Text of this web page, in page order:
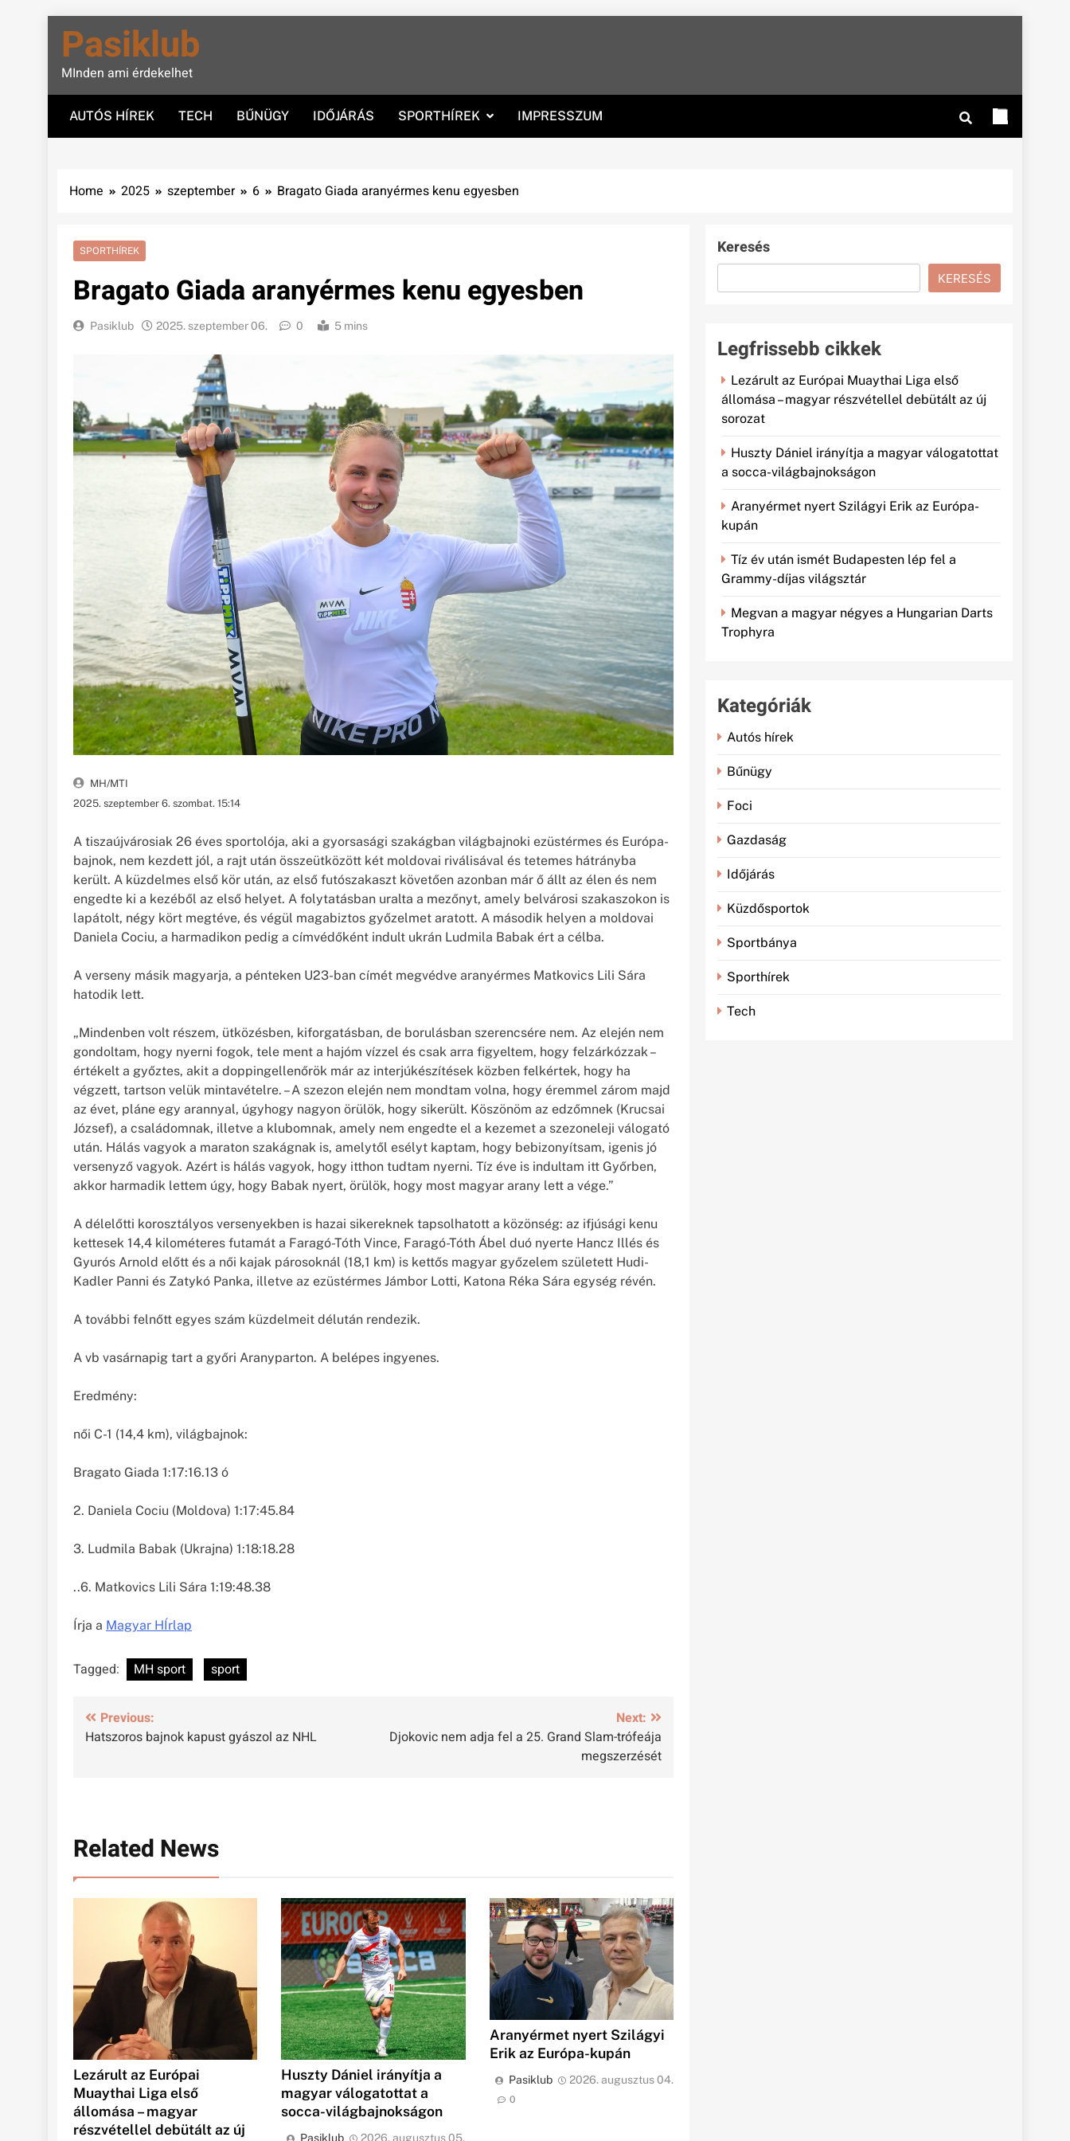
content
Pasiklub
MInden ami érdekelhet
AUTÓS HÍREK TECH BŰNÜGY IDŐJÁRÁS SPORTHÍREK IMPRESSZUM
Home 2025 szeptember 6 Bragato Giada aranyérmes kenu egyesben
SPORTHÍREK
Bragato Giada aranyérmes kenu egyesben
Pasiklub 2025. szeptember 06. 0 5 mins
MH/MTI
2025. szeptember 6. szombat. 15:14
A tiszaújvárosiak 26 éves sportolója, aki a gyorsasági szakágban világbajnoki ezüstérmes és Európa-
bajnok, nem kezdett jól, a rajt után összeütközött két moldovai riválisával és tetemes hátrányba
került. A küzdelmes első kör után, az első futószakaszt követően azonban már ő állt az élen és nem
engedte ki a kezéből az első helyet. A folytatásban uralta a mezőnyt, amely belvárosi szakaszokon is
lapátolt, négy kört megtéve, és végül magabiztos győzelmet aratott. A második helyen a moldovai
Daniela Cociu, a harmadikon pedig a címvédőként indult ukrán Ludmila Babak ért a célba.
A verseny másik magyarja, a pénteken U23-ban címét megvédve aranyérmes Matkovics Lili Sára
hatodik lett.
„Mindenben volt részem, ütközésben, kiforgatásban, de borulásban szerencsére nem. Az elején nem
gondoltam, hogy nyerni fogok, tele ment a hajóm vízzel és csak arra figyeltem, hogy felzárkózzak –
értékelt a győztes, akit a doppingellenőrök már az interjúkészítések közben felkértek, hogy ha
végzett, tartson velük mintavételre. – A szezon elején nem mondtam volna, hogy éremmel zárom majd
az évet, pláne egy arannyal, úgyhogy nagyon örülök, hogy sikerült. Köszönöm az edzőmnek (Krucsai
József), a családomnak, illetve a klubomnak, amely nem engedte el a kezemet a szezoneleji válogató
után. Hálás vagyok a maraton szakágnak is, amelytől esélyt kaptam, hogy bebizonyítsam, igenis jó
versenyző vagyok. Azért is hálás vagyok, hogy itthon tudtam nyerni. Tíz éve is indultam itt Győrben,
akkor harmadik lettem úgy, hogy Babak nyert, örülök, hogy most magyar arany lett a vége.”
A délelőtti korosztályos versenyekben is hazai sikereknek tapsolhatott a közönség: az ifjúsági kenu
kettesek 14,4 kilométeres futamát a Faragó-Tóth Vince, Faragó-Tóth Ábel duó nyerte Hancz Illés és
Gyurós Arnold előtt és a női kajak párosoknál (18,1 km) is kettős magyar győzelem született Hudi-
Kadler Panni és Zatykó Panka, illetve az ezüstérmes Jámbor Lotti, Katona Réka Sára egység révén.
A további felnőtt egyes szám küzdelmeit délután rendezik.
A vb vasárnapig tart a győri Aranyparton. A belépes ingyenes.
Eredmény:
női C-1 (14,4 km), világbajnok:
Bragato Giada 1:17:16.13 ó
2. Daniela Cociu (Moldova) 1:17:45.84
3. Ludmila Babak (Ukrajna) 1:18:18.28
..6. Matkovics Lili Sára 1:19:48.38
Írja a Magyar HÍrlap
Tagged: MH sport sport
Bejegyzés
navigáció
Previous:
Hatszoros bajnok kapust gyászol az NHL
Next:
Djokovic nem adja fel a 25. Grand Slam-trófeája
megszerzését
Related News
Lezárult az Európai
Muaythai Liga első
állomása – magyar
részvétellel debütált az új
Huszty Dániel irányítja a
magyar válogatottat a
socca-világbajnokságon
Pasiklub 2026. augusztus 05.
Aranyérmet nyert Szilágyi
Erik az Európa-kupán
Pasiklub 2026. augusztus 04.
0
Keresés
KERESÉS
Legfrissebb cikkek
Lezárult az Európai Muaythai Liga első
állomása – magyar részvétellel debütált az új
sorozat
Huszty Dániel irányítja a magyar válogatottat
a socca-világbajnokságon
Aranyérmet nyert Szilágyi Erik az Európa-
kupán
Tíz év után ismét Budapesten lép fel a
Grammy-díjas világsztár
Megvan a magyar négyes a Hungarian Darts
Trophyra
Kategóriák
Autós hírek
Bűnügy
Foci
Gazdaság
Időjárás
Küzdősportok
Sportbánya
Sporthírek
Tech